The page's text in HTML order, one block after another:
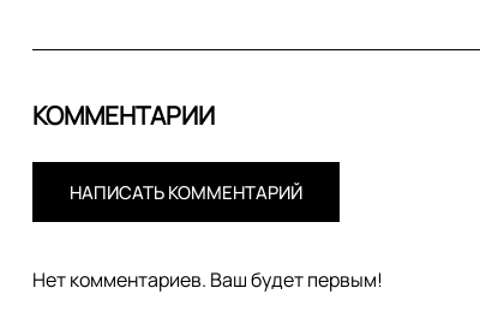
КОММЕНТАРИИ
НАПИСАТЬ КОММЕНТАРИЙ
Нет комментариев. Ваш будет первым!